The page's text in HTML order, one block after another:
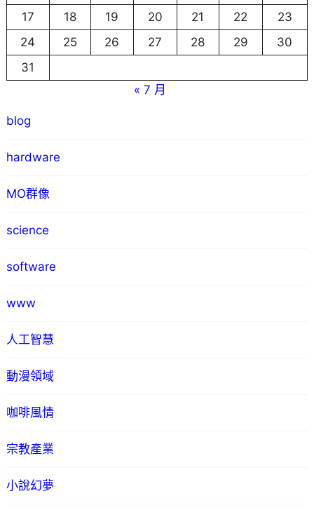
17
18 19 20 21 22
23
24
25 26 27 28 29
30
31
« 7 月
blog
hardware
MO群像
science
software
www
人工智慧
動漫領域
咖啡風情
宗教產業
小說幻夢